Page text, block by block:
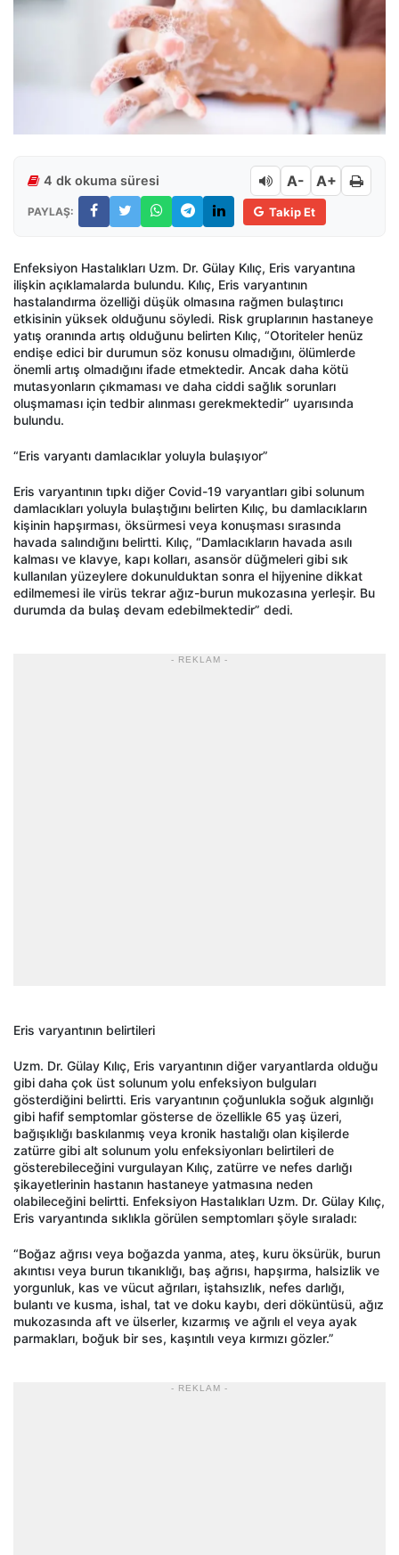
4 dk okuma süresi A- A+
PAYLAŞ: Takip Et
Enfeksiyon Hastalıkları Uzm. Dr. Gülay Kılıç, Eris varyantına
ilişkin açıklamalarda bulundu. Kılıç, Eris varyantının
hastalandırma özelliği düşük olmasına rağmen bulaştırıcı
etkisinin yüksek olduğunu söyledi. Risk gruplarının hastaneye
yatış oranında artış olduğunu belirten Kılıç, “Otoriteler henüz
endişe edici bir durumun söz konusu olmadığını, ölümlerde
önemli artış olmadığını ifade etmektedir. Ancak daha kötü
mutasyonların çıkmaması ve daha ciddi sağlık sorunları
oluşmaması için tedbir alınması gerekmektedir” uyarısında
bulundu.
“Eris varyantı damlacıklar yoluyla bulaşıyor”
Eris varyantının tıpkı diğer Covid-19 varyantları gibi solunum
damlacıkları yoluyla bulaştığını belirten Kılıç, bu damlacıkların
kişinin hapşırması, öksürmesi veya konuşması sırasında
havada salındığını belirtti. Kılıç, “Damlacıkların havada asılı
kalması ve klavye, kapı kolları, asansör düğmeleri gibi sık
kullanılan yüzeylere dokunulduktan sonra el hijyenine dikkat
edilmemesi ile virüs tekrar ağız-burun mukozasına yerleşir. Bu
durumda da bulaş devam edebilmektedir” dedi.
- REKLAM -
Eris varyantının belirtileri
Uzm. Dr. Gülay Kılıç, Eris varyantının diğer varyantlarda olduğu
gibi daha çok üst solunum yolu enfeksiyon bulguları
gösterdiğini belirtti. Eris varyantının çoğunlukla soğuk algınlığı
gibi hafif semptomlar gösterse de özellikle 65 yaş üzeri,
bağışıklığı baskılanmış veya kronik hastalığı olan kişilerde
zatürre gibi alt solunum yolu enfeksiyonları belirtileri de
gösterebileceğini vurgulayan Kılıç, zatürre ve nefes darlığı
şikayetlerinin hastanın hastaneye yatmasına neden
olabileceğini belirtti. Enfeksiyon Hastalıkları Uzm. Dr. Gülay Kılıç,
Eris varyantında sıklıkla görülen semptomları şöyle sıraladı:
“Boğaz ağrısı veya boğazda yanma, ateş, kuru öksürük, burun
akıntısı veya burun tıkanıklığı, baş ağrısı, hapşırma, halsizlik ve
yorgunluk, kas ve vücut ağrıları, iştahsızlık, nefes darlığı,
bulantı ve kusma, ishal, tat ve doku kaybı, deri döküntüsü, ağız
mukozasında aft ve ülserler, kızarmış ve ağrılı el veya ayak
parmakları, boğuk bir ses, kaşıntılı veya kırmızı gözler.”
- REKLAM -